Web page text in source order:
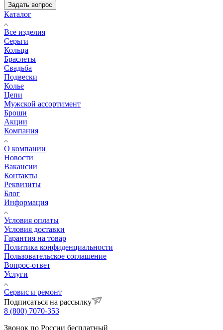
Задать вопрос
Каталог
Все изделия
Серьги
Кольца
Браслеты
Свадьба
Подвески
Колье
Цепи
Мужской ассортимент
Броши
Акции
Компания
О компании
Новости
Вакансии
Контакты
Реквизиты
Блог
Информация
Условия оплаты
Условия доставки
Гарантия на товар
Политика конфиденциальности
Пользовательское соглашение
Вопрос-ответ
Услуги
Сервис и ремонт
Подписаться на рассылку
8 (800) 7070-353
Звонок по России бесплатный